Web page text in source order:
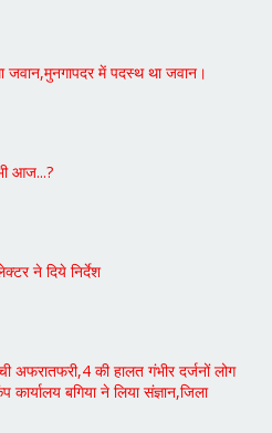
जवान,मुनगापदर में पदस्थ था जवान।
आज...?
ने दिये निर्देश
की हालत गंभीर दर्जनों लोग
बगिया ने लिया संज्ञान,जिला